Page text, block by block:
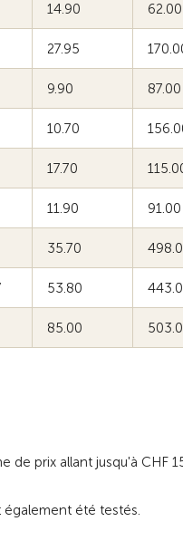
14.90 62.00
27.95
9.90 87.00
10.70
17.70
11.90 91.00
35.70
53.80
85.00
de prix allant jusqu'à CHF
été testés.